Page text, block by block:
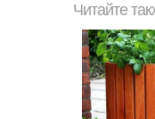
Читайте